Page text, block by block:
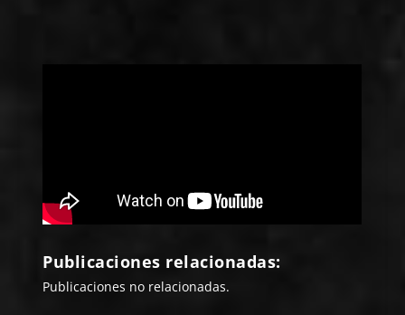
Publicaciones relacionadas:
Publicaciones no relacionadas.